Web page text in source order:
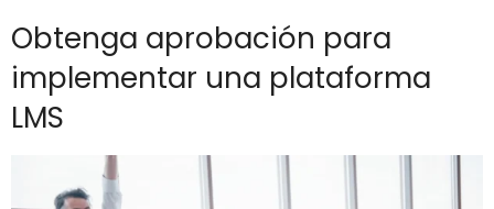
Obtenga aprobación para
implementar una plataforma
LMS